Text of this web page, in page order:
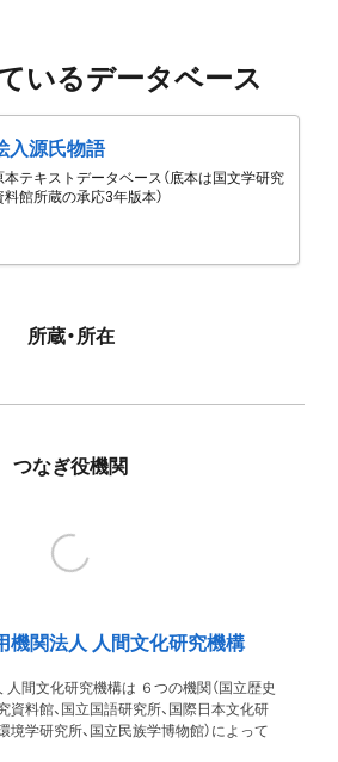
いるデータベース
入源氏物語
本テキストデータベース（底本は国文学研究
料館所蔵の承応3年版本）
所蔵・所在
つなぎ役機関
機関法人 人間文化研究機構
間文化研究機構は ６つの機関（国立歴史
資料館、国立国語研究所、国際日本文化研
境学研究所、国立民族学博物館）によって